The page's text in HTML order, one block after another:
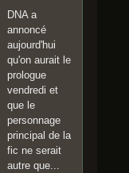
DNA a
annoncé
aujourd'hui
qu'on aurait le
prologue
vendredi et
que le
personnage
principal de la
fic ne serait
autre que...